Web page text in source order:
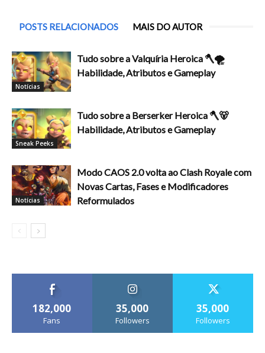
POSTS RELACIONADOS MAIS DO AUTOR
Notícias
Tudo sobre a Valquíria Heroica 🪓🌪️
Habilidade, Atributos e Gameplay
Sneak Peeks
Tudo sobre a Berserker Heroica 🪓🐻
Habilidade, Atributos e Gameplay
Notícias
Modo CAOS 2.0 volta ao Clash Royale com
Novas Cartas, Fases e Modificadores
Reformulados
182,000
Fans
35,000
Followers
35,000
Followers